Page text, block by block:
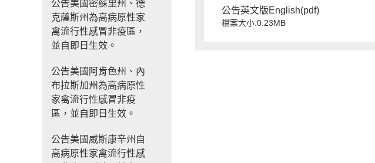
公告美國密蘇里州、德
克薩斯州為高病原性家
禽流行性感冒非疫區，
並自即日生效。
公告美國阿肯色州、內
布拉斯加州為高病原性
家禽流行性感冒非疫
區，並自即日生效。
公告美國威斯康辛州自
高病原性家禽流行性感
公告英文版English(pdf)
檔案大小:0.23MB